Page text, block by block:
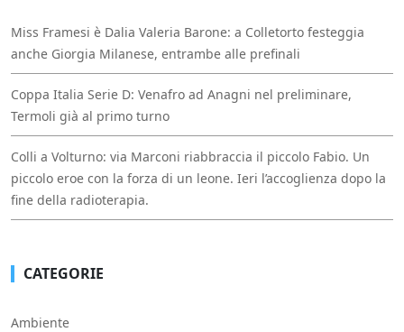
Miss Framesi è Dalia Valeria Barone: a Colletorto festeggia
anche Giorgia Milanese, entrambe alle prefinali
Coppa Italia Serie D: Venafro ad Anagni nel preliminare,
Termoli già al primo turno
Colli a Volturno: via Marconi riabbraccia il piccolo Fabio. Un
piccolo eroe con la forza di un leone. Ieri l’accoglienza dopo la
fine della radioterapia.
CATEGORIE
Ambiente